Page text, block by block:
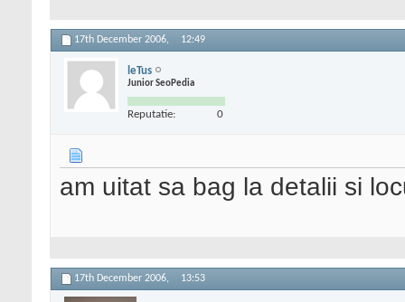
17th December 2006, 12:49
leTus
Junior SeoPedia
Reputatie: 0
am uitat sa bag la detalii si
17th December 2006, 13:53